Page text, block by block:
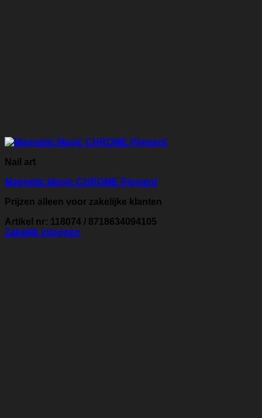
Nail art
Magnetic Magic CHROME Pigment
Prijzen alleen voor zakelijke klanten
Artikel nr: 118074 / 8718634094105
Zakelijk inloggen